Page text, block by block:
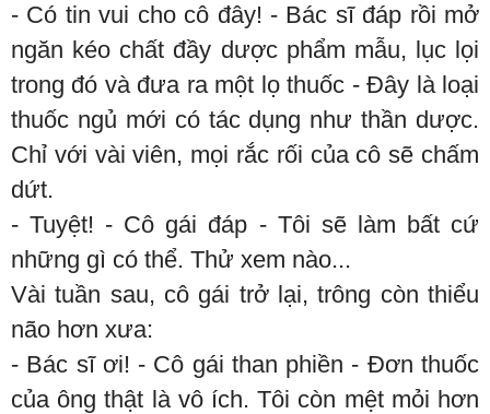
- Có tin vui cho cô đây! - Bác sĩ đáp rồi mở
ngăn kéo chất đầy dược phẩm mẫu, lục lọi
trong đó và đưa ra một lọ thuốc - Đây là loại
thuốc ngủ mới có tác dụng như thần dược.
Chỉ với vài viên, mọi rắc rối của cô sẽ chấm
dứt.
- Tuyệt! - Cô gái đáp - Tôi sẽ làm bất cứ
những gì có thể. Thử xem nào...
Vài tuần sau, cô gái trở lại, trông còn thiểu
não hơn xưa:
- Bác sĩ ơi! - Cô gái than phiền - Đơn thuốc
của ông thật là vô ích. Tôi còn mệt mỏi hơn